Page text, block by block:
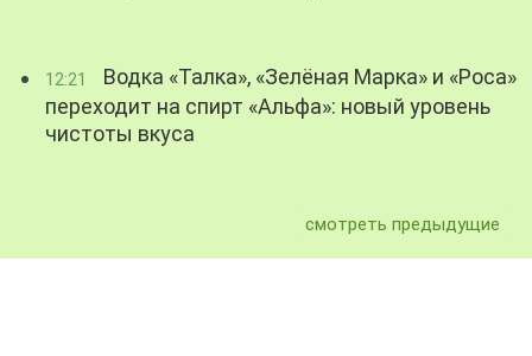
12:21
Водка «Талка», «Зелёная Марка» и «Роса»
переходит на спирт «Альфа»: новый уровень
чистоты вкуса
смотреть предыдущие